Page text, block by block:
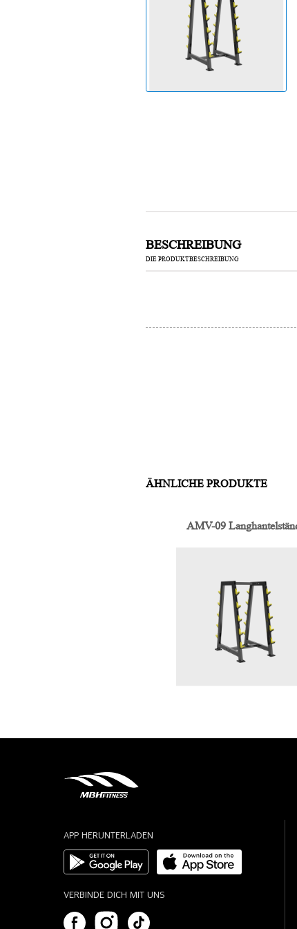
BESCHREIBUNG
DIE PRODUKTBESCHREIBUNG
ÄHNLICHE PRODUKTE
AMV-09
APP HERUNTERLADEN
VERBINDE DICH MIT UNS